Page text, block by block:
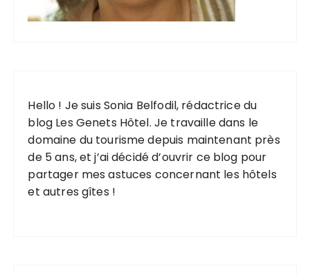
Hello ! Je suis Sonia Belfodil, rédactrice du
blog Les Genets Hôtel. Je travaille dans le
domaine du tourisme depuis maintenant près
de 5 ans, et j’ai décidé d’ouvrir ce blog pour
partager mes astuces concernant les hôtels
et autres gîtes !